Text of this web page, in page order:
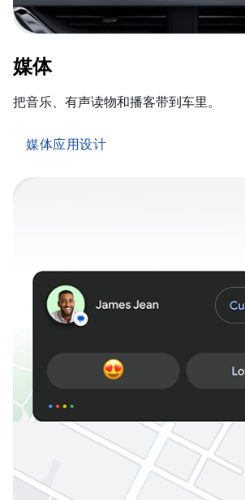
媒体
把音乐、有声读物和播客带到车里。
媒体应用设计